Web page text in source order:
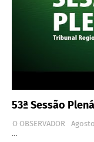
53ª Sessão
O OBSERVADOR
…